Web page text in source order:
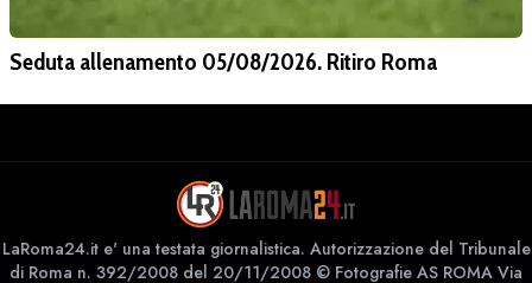
Seduta allenamento 05/08/2026. Ritiro Roma
LaRoma24.it e' una testata giornalistica. Autorizzazione del Tribunale
di Roma n. 392/2008 del 20/11/2008 © Fotografie AS ROMA Via